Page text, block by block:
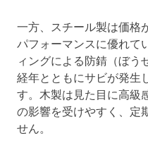
一方、スチール製は価格
パフォーマンスに優れて
ィングによる防錆（ぼう
経年とともにサビが発生
す。木製は見た目に高級
の影響を受けやすく、定
せん。